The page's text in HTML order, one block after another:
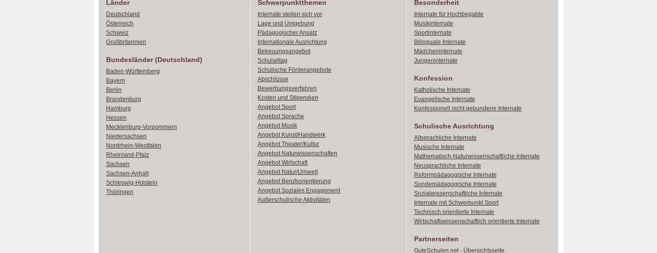
Länder
Deutschland
Österreich
Schweiz
Großbritannien
Bundesländer (Deutschland)
Baden-Württemberg
Bayern
Berlin
Brandenburg
Hamburg
Hessen
Mecklenburg-Vorpommern
Niedersachsen
Nordrhein-Westfalen
Rheinland-Pfalz
Sachsen
Sachsen-Anhalt
Schleswig-Holstein
Thüringen
Schwerpunktthemen
Internate stellen sich vor
Lage und Umgebung
Pädagogischer Ansatz
Internationale Ausrichtung
Betreuungsangebot
Schulalltag
Schulische Förderangebote
Abschlüsse
Bewerbungsverfahren
Kosten und Stipendien
Angebot Sport
Angebot Sprache
Angebot Musik
Angebot Kunst/Handwerk
Angebot Theater/Kultur
Angebot Naturwissenschaften
Angebot Wirtschaft
Angebot Natur/Umwelt
Angebot Berufsorientierung
Angebot Soziales Engagement
Außerschulische Aktivitäten
Besonderheit
Internate für Hochbegabte
Musikinternate
Sportinternate
Bilinguale Internate
Mädcheninternate
Jungeninternate
Konfession
Katholische Internate
Evangelische Internate
Konfessionell nicht gebundene Internate
Schulische Ausrichtung
Altsprachliche Internate
Musische Internate
Mathematisch-Naturwissenschaftliche Internate
Neusprachliche Internate
Reformpädagogische Internate
Sonderpädagogische Internate
Sozialwissenschaftliche Internate
Internate mit Schwerpunkt Sport
Technisch orientierte Internate
Wirtschaftswissenschaftlich orientierte Internate
Partnerseiten
GuteSchulen.net - Übersichtsseite.